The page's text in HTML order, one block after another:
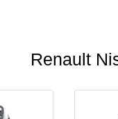
Renault